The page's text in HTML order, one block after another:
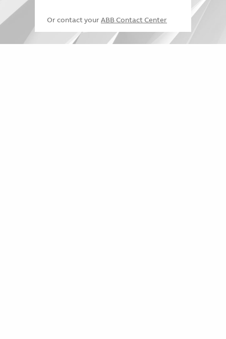
Or contact your ABB Contact Center